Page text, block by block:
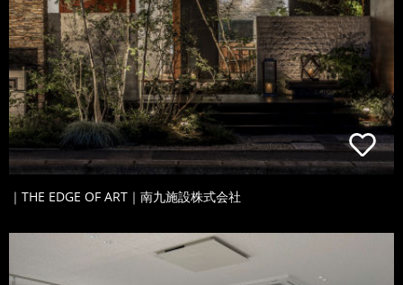
｜THE EDGE OF ART｜南九施設株式会社